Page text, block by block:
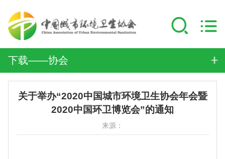
下载——协会
关于举办“2020中国城市环境卫生协会年会暨
2020中国环卫博览会”的通知
来源：